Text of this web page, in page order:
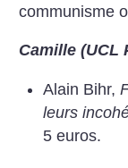
communisme
Camille (UCL
Alain Bihr,
leurs
5 euros.